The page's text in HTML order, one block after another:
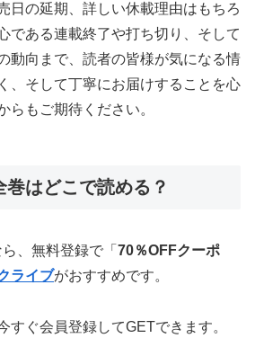
日の延期、詳しい休載理由はもちろ
である連載終了や打ち切り、そして
動向まで、読者の皆様が気になる情
、そして丁寧にお届けすることを心
らもご期待ください。
はどこで読める？
、無料登録で「 70％OFFクーポ
ライブがおすすめです。
すぐ会員登録してGETできます。